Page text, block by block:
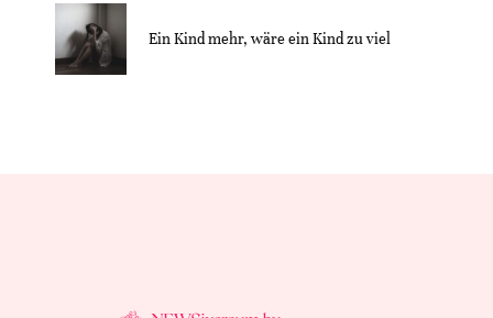
Ein Kind mehr, wäre ein Kind zu viel